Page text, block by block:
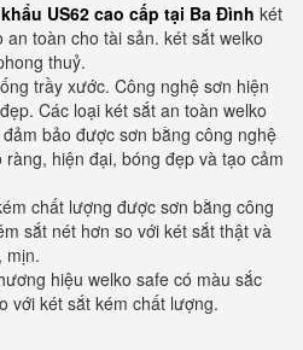
US62 cao cấp tại Ba Đình két
toàn cho tài sản. két sắt welko
thuỷ.
trầy xước. Công nghệ sơn hiện
Các loại két sắt an toàn welko
bảo được sơn bằng công nghệ
hiện đại, bóng đẹp và tạo cảm
chất lượng được sơn bằng công
sắt nét hơn so với két sắt thật và
mịn.
hiệu welko safe có màu sắc
với két sắt kém chất lượng.